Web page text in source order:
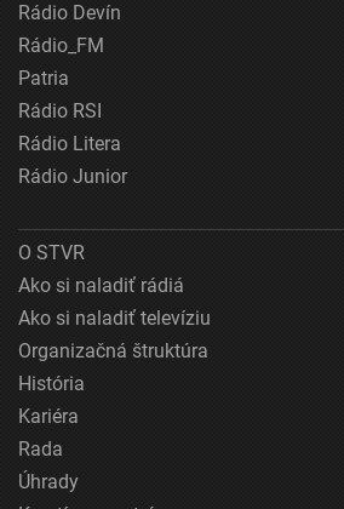
Rádio Devín
Rádio_FM
Patria
Rádio RSI
Rádio Litera
Rádio Junior
O STVR
Ako si naladiť rádiá
Ako si naladiť televíziu
Organizačná štruktúra
História
Kariéra
Rada
Úhrady